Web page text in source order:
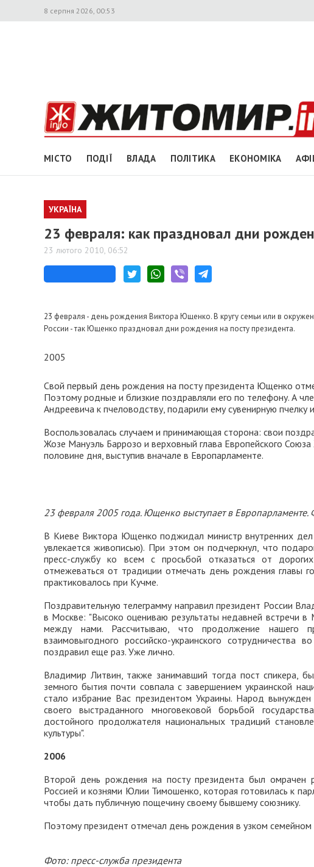
8 серпня 2026, 00:53
МІСТО ПОДІЇ ВЛАДА ПОЛІТИКА ЕКОНОМІКА
УКРАЇНА
23 февраля: как праздновал дни
23 лютого 2010, 06:52
23 февраля - день рождения Виктора Ющенко. В кругу семьи или в
России - так Ющенко праздновал дни рождения на посту президента.
2005
Свой первый день рождения на посту президента Ющенко
Поэтому родные и близкие поздравляли его по телефону. А
Андреевича к пчеловодству, подарили ему сувенирную пчелку
Воспользовалась случаем и принимающая сторона: свои
Жозе Мануэль Баррозо и верховный глава Европейского
половине дня, выступив вначале в Европарламенте.
23 февраля 2005 года. Ющенко выступает в
В Киеве Виктора Ющенко поджидал министр внутренних
увлекается живописью). При этом он подчеркнул, что
пресс-службу ко всем с просьбой отказаться от
отмежеваться от традиции отмечать день рождения главы
практиковалось при Кучме.
Поздравительную телеграмму направил президент России
в Москве: "Высоко оцениваю результаты недавней встречи
между нами. Рассчитываю, что продолжение нашего
взаимовыгодного российско-украинского
поздравил еще раз. Уже лично.
Владимир Литвин, также занимавший тогда пост спикера,
земного бытия почти совпала с завершением украинской
стало избрание Вас президентом Украины. Народ
своего выстраданного многовековой борьбой
достойного продолжателя национальных традиций
культуры".
2006
Второй день рождения на посту президента был омрачен
Россией и кознями Юлии Тимошенко, которая готовилась к
чтобы дать публичную пощечину своему бывшему союзнику.
Поэтому президент отмечал день рождения в узком семейном
Фото: пресс-служба президента